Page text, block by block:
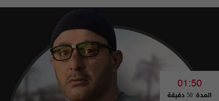
01:50
المدة: 50 دقيقة